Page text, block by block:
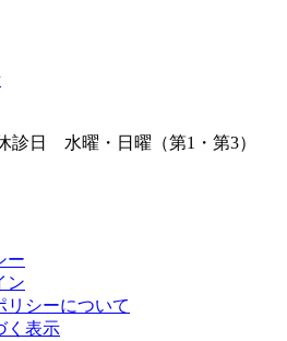
診日 水曜・日曜（第1・第3）
ー
ン
リシーについて
く表示